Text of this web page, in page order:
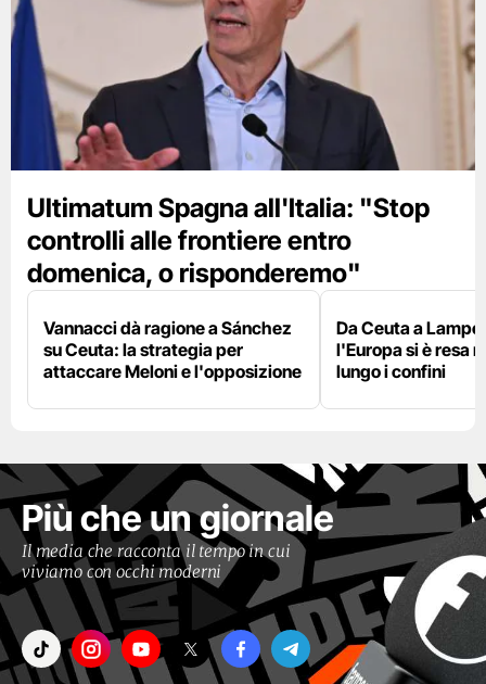
Ultimatum Spagna all'Italia: "Stop
controlli alle frontiere entro
domenica, o risponderemo"
Vannacci dà ragione a Sánchez
su Ceuta: la strategia per
attaccare Meloni e l'opposizione
Da Ceuta a
l'Europa si è resa
lungo i confini
Più che un giornale
Il media che racconta il tempo in cui
viviamo con occhi moderni